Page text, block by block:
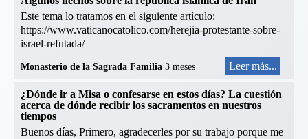
Este tema lo tratamos en el siguiente artículo:
https://www.vaticanocatolico.com/herejia-protestante-sobre-
israel-refutada/
Monasterio de la Sagrada Familia 3 meses Leer más...
¿Dónde ir a Misa o confesarse en estos días? La cuestión
acerca de dónde recibir los sacramentos en nuestros
tiempos
Buenos días, Primero, agradecerles por su trabajo porque me